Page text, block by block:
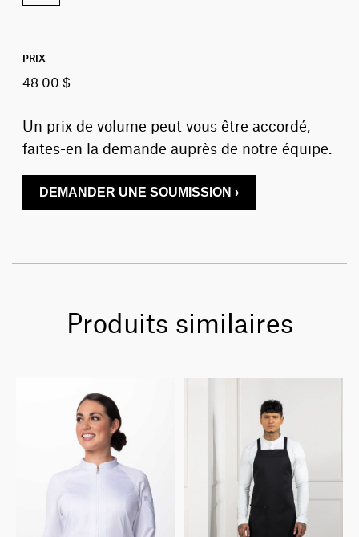
PRIX
48.00 $
Un prix de volume peut vous être accordé,
faites-en la demande auprès de notre équipe.
DEMANDER UNE SOUMISSION ›
Produits similaires